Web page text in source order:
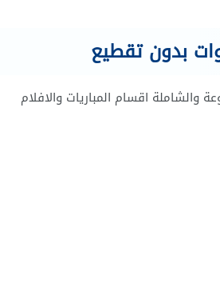
بدون تقطيع
والشاملة اقسام المباريات والافلام